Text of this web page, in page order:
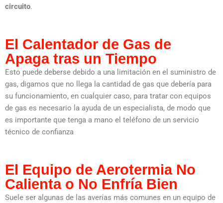
circuito.
El Calentador de Gas de
Apaga tras un Tiempo
Esto puede deberse debido a una limitación en el suministro de
gas, digamos que no llega la cantidad de gas que debería para
su funcionamiento, en cualquier caso, para tratar con equipos
de gas es necesario la ayuda de un especialista, de modo que
es importante que tenga a mano el teléfono de un servicio
técnico de confianza
El Equipo de Aerotermia No
Calienta o No Enfría Bien
Suele ser algunas de las averías más comunes en un equipo de